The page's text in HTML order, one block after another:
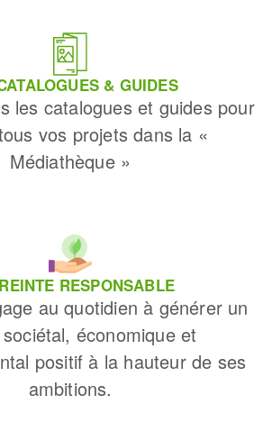
& GUIDES
les catalogues et guides pour
vos projets dans la «
Médiathèque »
RESPONSABLE
au quotidien à générer un
économique et
positif à la hauteur de ses
ambitions.